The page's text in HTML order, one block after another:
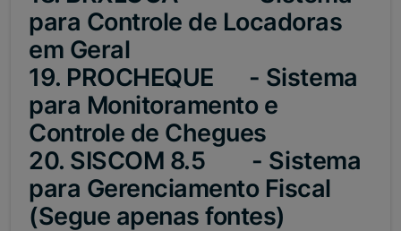
para Controle de Locadoras
em Geral
19. PROCHEQUE - Sistema
para Monitoramento e
Controle de Chegues
20. SISCOM 8.5 - Sistema
para Gerenciamento Fiscal
(Segue apenas fontes)